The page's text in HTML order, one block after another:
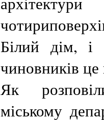
Білий дім,
чиновників
Як
міському